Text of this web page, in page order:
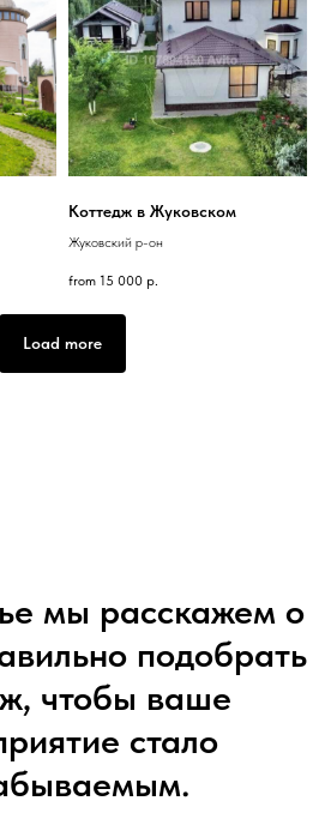
Коттедж в Жуковском
Жуковский р-он
from 15 000 р.
Load more
мы расскажем о
подобрать
чтобы ваше
стало